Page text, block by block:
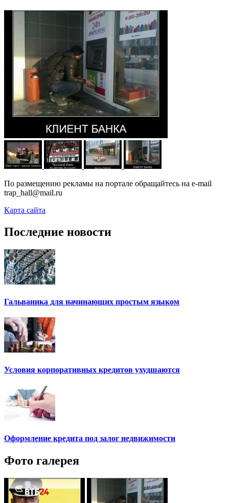
По размещению рекламы на портале обращайтесь на e-mail
trap_hall@mail.ru
Карта сайта
Последние новости
Гальваника для начинающих простым языком
Условия корпоративных кредитов ухудшаются
Оформление кредита под залог недвижимости
Фото галерея